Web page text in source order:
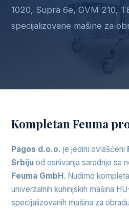
1020, Supra 6e, GVM 210,
specijalizovane mašine za
Kompletan Feuma
Pagos d.o.o. je jedini ovlašćeni
Srbiju od osnivanja saradnje sa
Feuma GmbH. Nudimo
univerzalnih kuhinjskih mašina
specijalizovanih mašina za